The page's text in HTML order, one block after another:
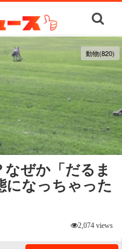
動物(820)
ぜか「だるま
になっちゃった
2,074 views